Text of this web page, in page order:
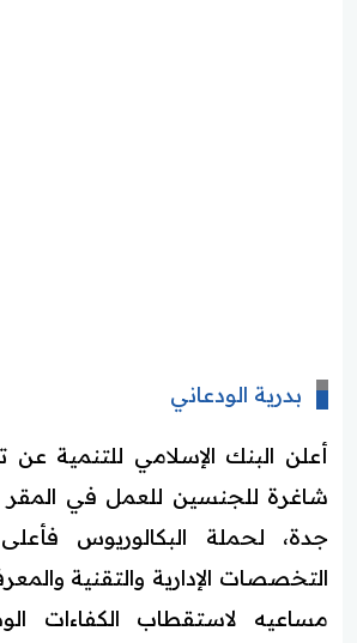
بدرية الودعاني
أعلن البنك الإسلامي للتنمية عن
شاغرة للجنسين للعمل في المقر
جدة، لحملة البكالوريوس
التخصصات الإدارية والتقنية
مساعيه لاستقطاب الكفاءات